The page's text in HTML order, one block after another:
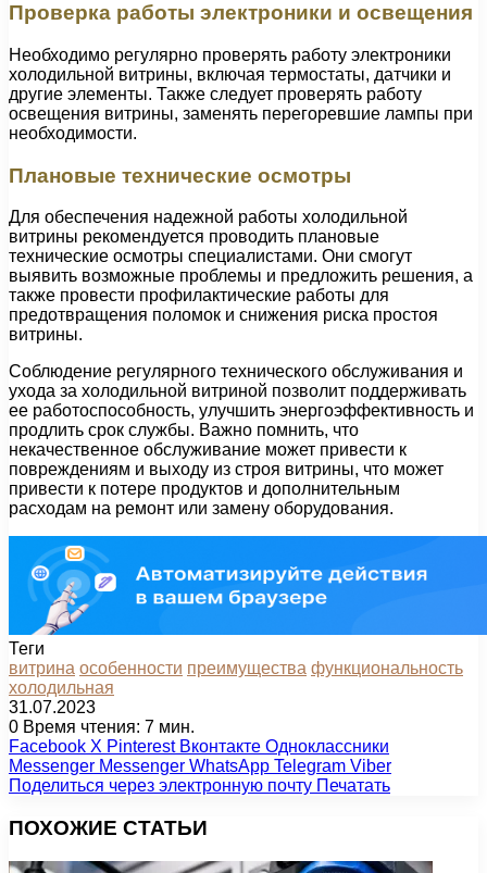
Проверка работы электроники и освещения
Необходимо регулярно проверять работу электроники
холодильной витрины, включая термостаты, датчики и
другие элементы. Также следует проверять работу
освещения витрины, заменять перегоревшие лампы при
необходимости.
Плановые технические осмотры
Для обеспечения надежной работы холодильной
витрины рекомендуется проводить плановые
технические осмотры специалистами. Они смогут
выявить возможные проблемы и предложить решения, а
также провести профилактические работы для
предотвращения поломок и снижения риска простоя
витрины.
Соблюдение регулярного технического обслуживания и
ухода за холодильной витриной позволит поддерживать
ее работоспособность, улучшить энергоэффективность и
продлить срок службы. Важно помнить, что
некачественное обслуживание может привести к
повреждениям и выходу из строя витрины, что может
привести к потере продуктов и дополнительным
расходам на ремонт или замену оборудования.
Теги
витрина особенности преимущества функциональность
холодильная
31.07.2023
0 Время чтения: 7 мин.
Facebook X Pinterest Вконтакте Одноклассники
Messenger Messenger WhatsApp Telegram Viber
Поделиться через электронную почту Печатать
ПОХОЖИЕ СТАТЬИ